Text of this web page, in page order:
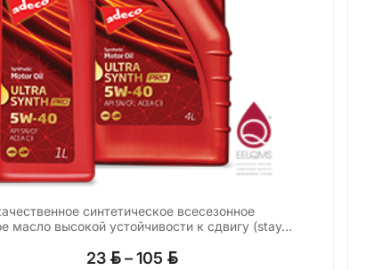
синтетическое всесезонное
масло высокой устойчивости к сдвигу (stay…
23 BYN–105 BYN